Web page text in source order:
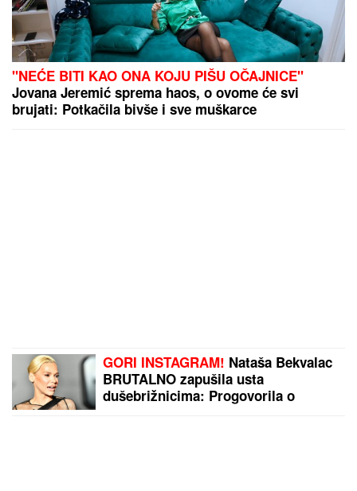
"NEĆE BITI KAO ONA KOJU PIŠU OČAJNICE"
Jovana Jeremić sprema haos, o ovome će svi
brujati: Potkačila bivše i sve muškarce
GORI INSTAGRAM! Nataša Bekvalac
BRUTALNO zapušila usta
dušebrižnicima: Progovorila o